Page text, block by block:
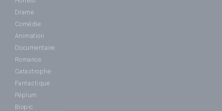
Drame
Comédie
Animation
Documentaire
Romance
Catastrophe
Fantastique
Péplum
Biopic